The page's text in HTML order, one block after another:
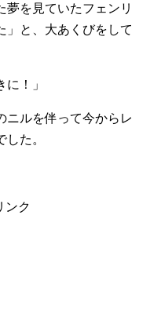
夢を見ていたフェンリ
」と、大あくびをして
！」
ニルを伴って今からレ
た。
ンク